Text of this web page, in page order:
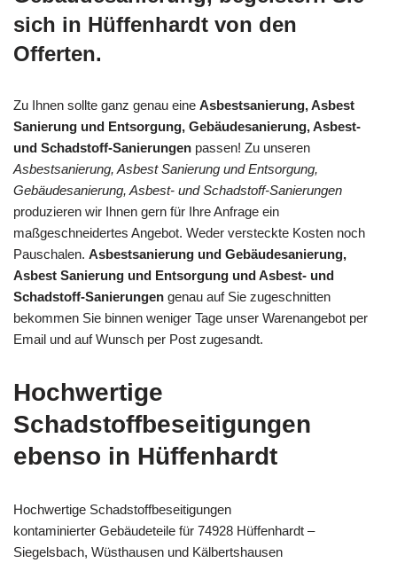
sich in Hüffenhardt von den
Offerten.
Zu Ihnen sollte ganz genau eine Asbestsanierung, Asbest
Sanierung und Entsorgung, Gebäudesanierung, Asbest-
und Schadstoff-Sanierungen passen! Zu unseren
Asbestsanierung, Asbest Sanierung und Entsorgung,
Gebäudesanierung, Asbest- und Schadstoff-Sanierungen
produzieren wir Ihnen gern für Ihre Anfrage ein
maßgeschneidertes Angebot. Weder versteckte Kosten noch
Pauschalen. Asbestsanierung und Gebäudesanierung,
Asbest Sanierung und Entsorgung und Asbest- und
Schadstoff-Sanierungen genau auf Sie zugeschnitten
bekommen Sie binnen weniger Tage unser Warenangebot per
Email und auf Wunsch per Post zugesandt.
Hochwertige
Schadstoffbeseitigungen
ebenso in Hüffenhardt
Hochwertige Schadstoffbeseitigungen
kontaminierter Gebäudeteile für 74928 Hüffenhardt –
Siegelsbach, Wüsthausen und Kälbertshausen